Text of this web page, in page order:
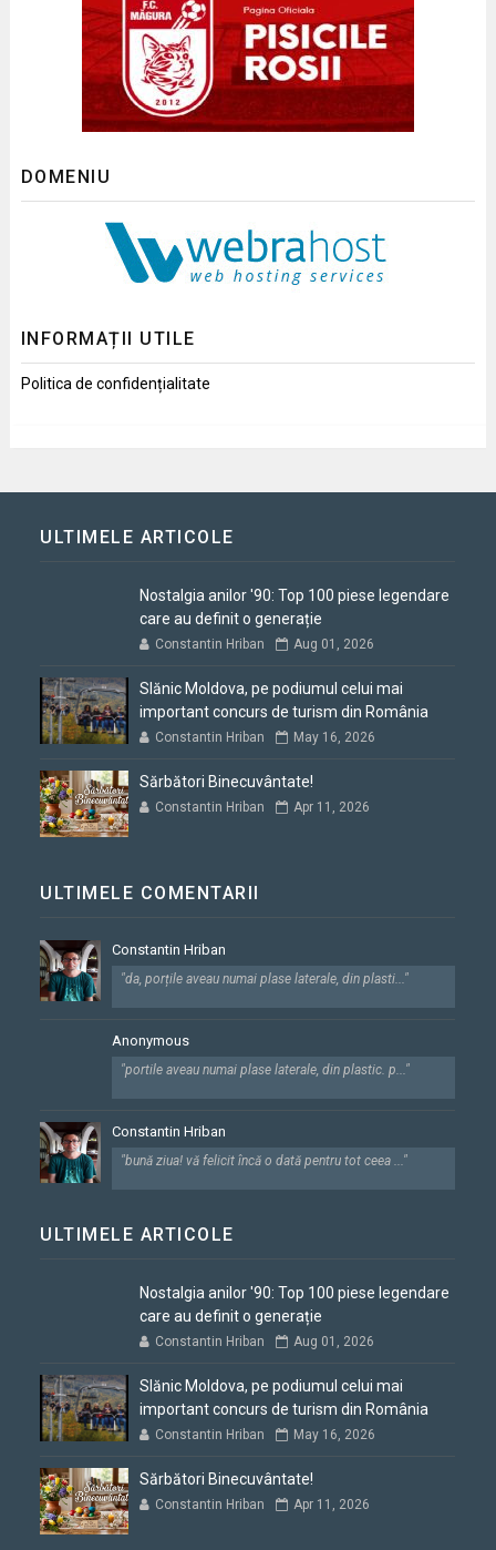
DOMENIU
INFORMAȚII UTILE
Politica de confidențialitate
ULTIMELE ARTICOLE
Nostalgia anilor '90: Top 100 piese legendare
care au definit o generație
Constantin Hriban Aug 01, 2026
Slănic Moldova, pe podiumul celui mai
important concurs de turism din România
Constantin Hriban May 16, 2026
Sărbători Binecuvântate!
Constantin Hriban Apr 11, 2026
ULTIMELE COMENTARII
Constantin Hriban
"da, porțile aveau numai plase laterale, din plasti..."
Anonymous
"portile aveau numai plase laterale, din plastic. p..."
Constantin Hriban
"bună ziua! vă felicit încă o dată pentru tot ceea ..."
ULTIMELE ARTICOLE
Nostalgia anilor '90: Top 100 piese legendare
care au definit o generație
Constantin Hriban Aug 01, 2026
Slănic Moldova, pe podiumul celui mai
important concurs de turism din România
Constantin Hriban May 16, 2026
Sărbători Binecuvântate!
Constantin Hriban Apr 11, 2026